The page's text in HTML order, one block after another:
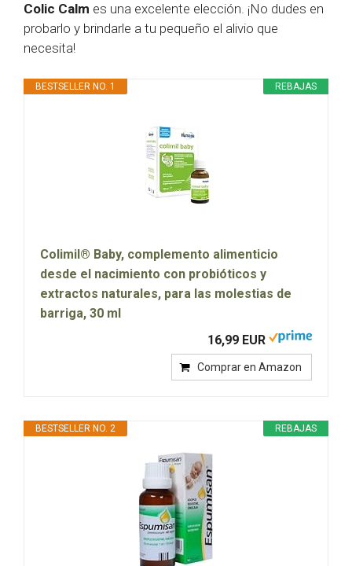
Colic Calm es una excelente elección. ¡No dudes en
probarlo y brindarle a tu pequeño el alivio que
necesita!
REBAJAS
BESTSELLER NO. 1
Colimil® Baby, complemento alimenticio
desde el nacimiento con probióticos y
extractos naturales, para las molestias de
barriga, 30 ml
16,99 EUR
Comprar en Amazon
REBAJAS
BESTSELLER NO. 2